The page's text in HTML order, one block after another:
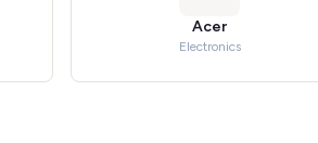
Acer
Electronics